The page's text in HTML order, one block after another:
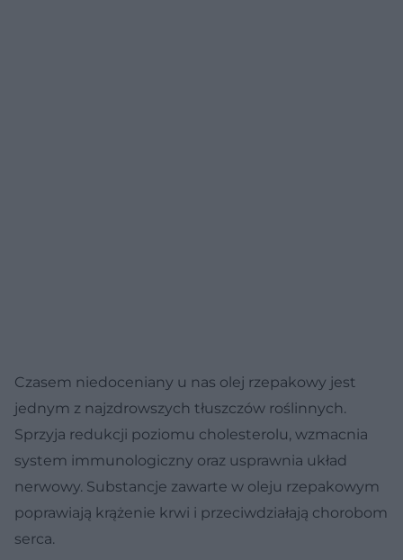
Czasem niedoceniany u nas olej rzepakowy jest
jednym z najzdrowszych tłuszczów roślinnych.
Sprzyja redukcji poziomu cholesterolu, wzmacnia
system immunologiczny oraz usprawnia układ
nerwowy. Substancje zawarte w oleju rzepakowym
poprawiają krążenie krwi i przeciwdziałają chorobom
serca.